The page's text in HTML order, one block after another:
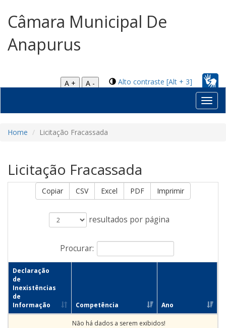
Câmara Municipal De
Anapurus
Alto contraste [Alt + 3]
A +
A -
Home Licitação Fracassada
Licitação Fracassada
Copiar CSV Excel PDF Imprimir
resultados por página
Procurar:
Declaração
de
Inexistências
de
Informação
Competência Ano
Não há dados a serem exibidos!